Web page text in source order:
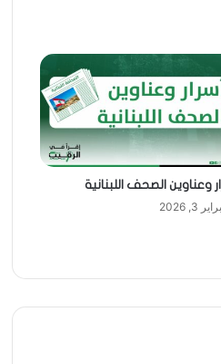
وعناوين الصحف اللبنانية
3, 2026